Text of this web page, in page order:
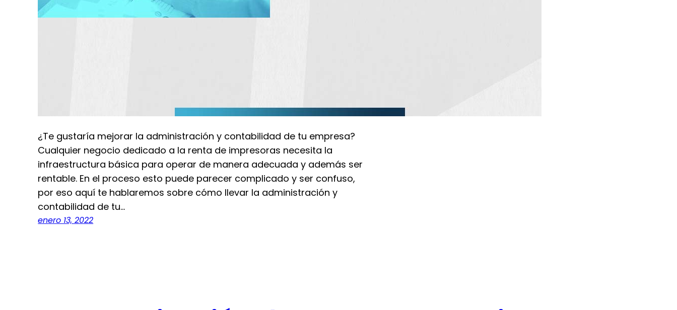
¿Te gustaría mejorar la administración y contabilidad de tu empresa?
Cualquier negocio dedicado a la renta de impresoras necesita la
infraestructura básica para operar de manera adecuada y además ser
rentable. En el proceso esto puede parecer complicado y ser confuso,
por eso aquí te hablaremos sobre cómo llevar la administración y
contabilidad de tu…
enero 13, 2022